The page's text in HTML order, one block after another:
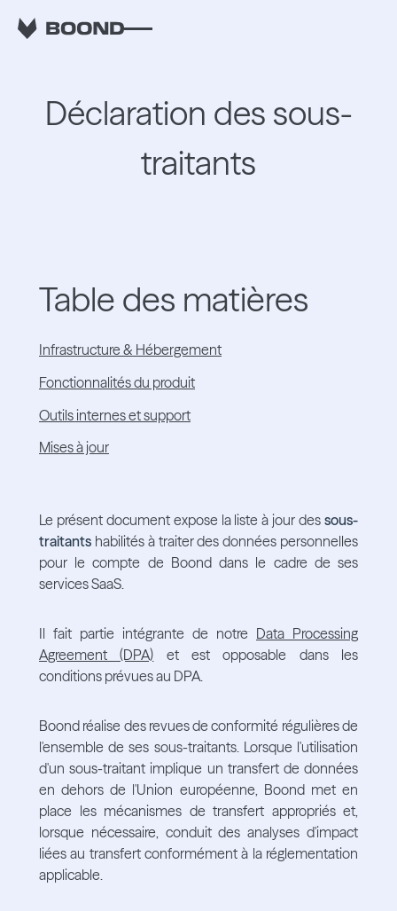
Déclaration des sous-
traitants
Table des matières
Infrastructure & Hébergement
Fonctionnalités du produit
Outils internes et support
Mises à jour
Le présent document expose la liste à jour des sous-
traitants habilités à traiter des données personnelles
pour le compte de Boond dans le cadre de ses
services SaaS.
Il fait partie intégrante de notre Data Processing
Agreement (DPA) et est opposable dans les
conditions prévues au DPA.
Boond réalise des revues de conformité régulières de
l'ensemble de ses sous-traitants. Lorsque l'utilisation
d'un sous-traitant implique un transfert de données
en dehors de l'Union européenne, Boond met en
place les mécanismes de transfert appropriés et,
lorsque nécessaire, conduit des analyses d'impact
liées au transfert conformément à la réglementation
applicable.